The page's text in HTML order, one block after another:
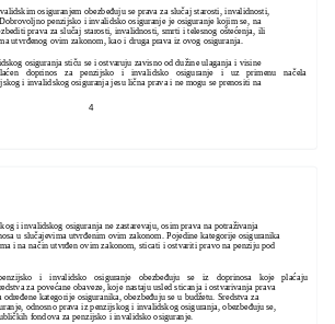
4
osiguranjem obezbeđuju se prava za slučaj starosti, invalidnosti,
penzijsko i invalidsko osiguranje je osiguranje kojim se, na
prava za slučaj starosti, invalidnosti, smrti i telesnog oštećenja, ili
utvrđenog ovim zakonom, kao i druga prava iz ovog osiguranja.
osiguranja stiču se i ostvaruju zavisno od dužine ulaganja i visine
doprinos za penzijsko i invalidsko osiguranje i uz primenu načela
i invalidskog osiguranja jesu lična prava i ne mogu se prenositi na
i invalidskog osiguranja ne zastarevaju, osim prava na potraživanja
u slučajevima utvrđenim ovim zakonom. Pojedine kategorije osiguranika
i na način utvrđen ovim zakonom, sticati i ostvariti pravo na penziju pod
i invalidsko osiguranje obezbeđuju se iz doprinosa koje plaćaju
za povećane obaveze, koje nastaju usled sticanja i ostvarivanja prava
kategorije osiguranika, obezbeđuju se u budžetu. Sredstva za
odnosno prava iz penzijskog i invalidskog osiguranja, obezbeđuju se,
fondova za penzijsko i invalidsko osiguranje.